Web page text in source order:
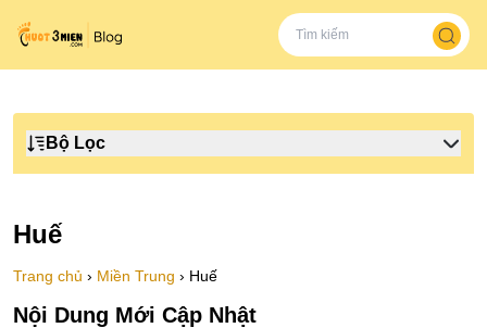
Bộ Lọc
Huế
Trang chủ › Miền Trung › Huế
Nội Dung Mới Cập Nhật